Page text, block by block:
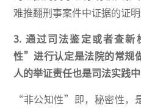
难推翻刑事案件中证据的证明
3. 通过司法鉴定或者查
性”进行认定是法院的常规
人的举证责任也是司法实践
“非公知性”即，秘密性，